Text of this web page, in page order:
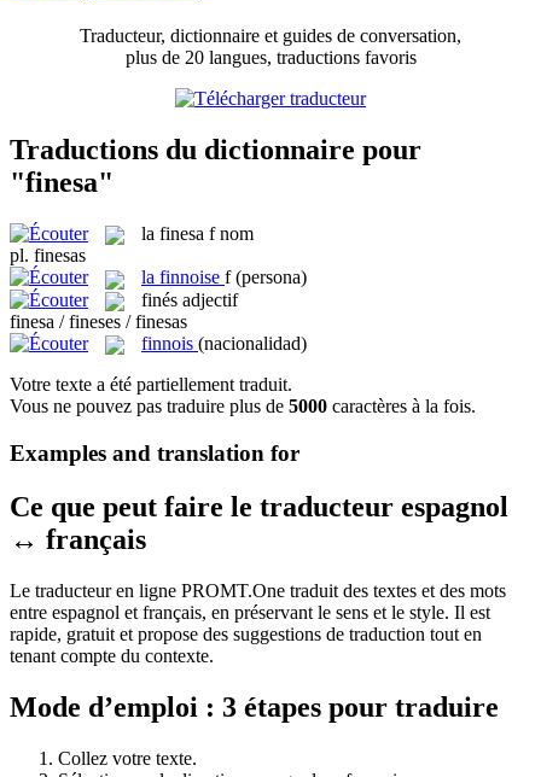
Traducteur, dictionnaire et guides de conversation,
plus de 20 langues, traductions favoris
Traductions du dictionnaire pour
"finesa"
la finesa f nom
pl. finesas
la finnoise f (persona)
finés adjectif
finesa / fineses / finesas
finnois (nacionalidad)
Votre texte a été partiellement traduit.
Vous ne pouvez pas traduire plus de 5000 caractères à la fois.
Examples and translation for
Ce que peut faire le traducteur espagnol
↔ français
Le traducteur en ligne PROMT.One traduit des textes et des mots
entre espagnol et français, en préservant le sens et le style. Il est
rapide, gratuit et propose des suggestions de traduction tout en
tenant compte du contexte.
Mode d’emploi : 3 étapes pour traduire
Collez votre texte.